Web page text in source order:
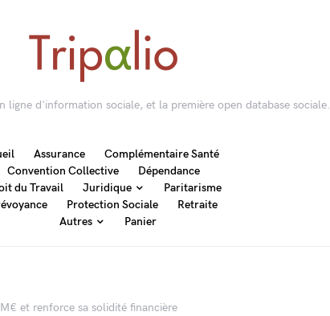
ligne d'information sociale, et la première open database sociale.
Assurance
Complémentaire Santé
Convention Collective
Dépendance
du Travail
Juridique
Paritarisme
Protection Sociale
Retraite
Autres
Panier
et renforce sa solidité financière